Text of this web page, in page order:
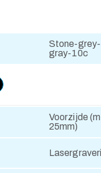
Stone-
gray-10c
Voorzijde
25mm)